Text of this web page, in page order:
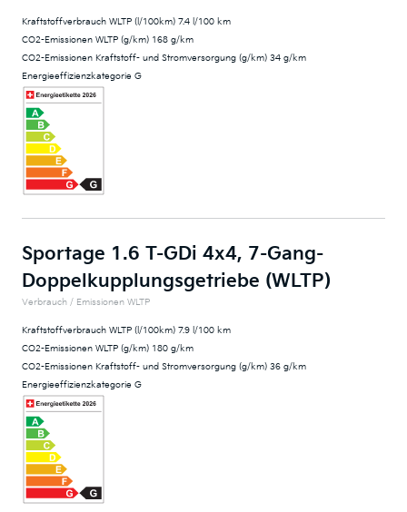
Kraftstoffverbrauch WLTP (l/100km) 7.4 l/100 km
CO2-Emissionen WLTP (g/km) 168 g/km
CO2-Emissionen Kraftstoff- und Stromversorgung (g/km) 34 g/km
Energieeffizienzkategorie G
Sportage 1.6 T-GDi 4x4, 7-Gang-
Doppelkupplungsgetriebe (WLTP)
Verbrauch / Emissionen WLTP
Kraftstoffverbrauch WLTP (l/100km) 7.9 l/100 km
CO2-Emissionen WLTP (g/km) 180 g/km
CO2-Emissionen Kraftstoff- und Stromversorgung (g/km) 36 g/km
Energieeffizienzkategorie G